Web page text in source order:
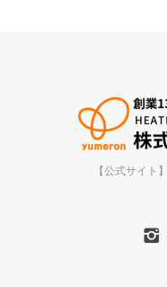
【公式サイト